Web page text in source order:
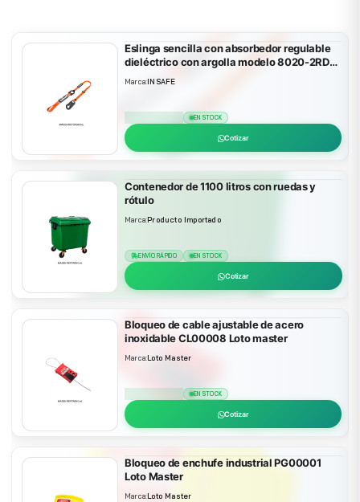
Eslinga sencilla con absorbedor regulable
dieléctrico con argolla modelo 8020-2RD
Marca:INSAFE
EN STOCK
Cotizar
Contenedor de 1100 litros con ruedas y
rótulo
Marca:Producto Importado
ENVÍO RÁPIDO EN STOCK
Cotizar
Bloqueo de cable ajustable de acero
inoxidable CL00008 Loto master
Marca:Loto Master
EN STOCK
Cotizar
Bloqueo de enchufe industrial PG00001
Loto Master
Marca:Loto Master